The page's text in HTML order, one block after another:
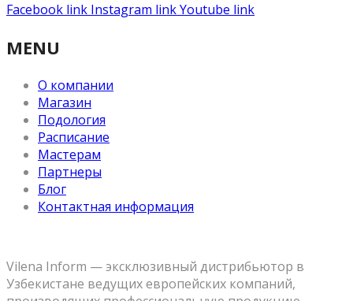
Facebook link Instagram linkYoutube link
MENU
О компании
Магазин
Подология
Расписание
Мастерам
Партнеры
Блог
Контактная информация
Vilena Inform — эксклюзивный дистрибьютор в
Узбекистане ведущих европейских компаний,